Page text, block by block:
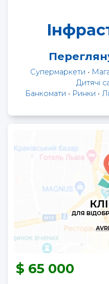
Супермаркети •
Дитячі
Банкомати • Ринки •
65 000